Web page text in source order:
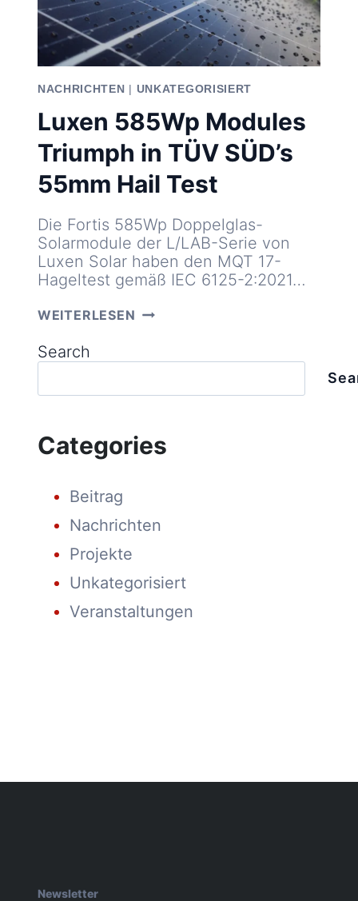
NACHRICHTEN | UNKATEGORISIERT
Luxen 585Wp Modules
Triumph in TÜV SÜD’s
55mm Hail Test
Die Fortis 585Wp Doppelglas-
Solarmodule der L/LAB-Serie von
Luxen Solar haben den MQT 17-
Hageltest gemäß IEC 6125-2:2021…
WEITERLESEN LUXEN
SÜD’S
TEST
Search
Categories
Beitrag
Nachrichten
Projekte
Unkategorisiert
Veranstaltungen
Newsletter